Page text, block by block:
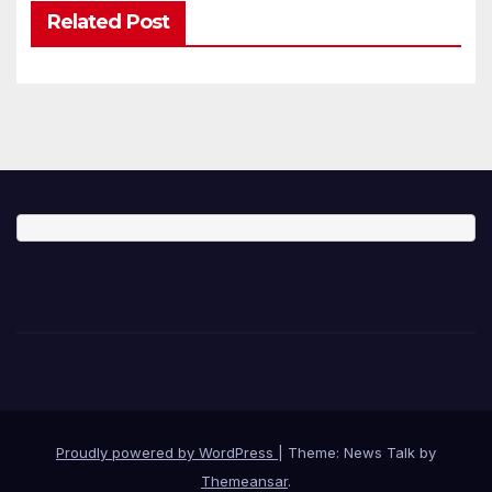
Related Post
Proudly powered by WordPress
Theme: News Talk by
Themeansar.